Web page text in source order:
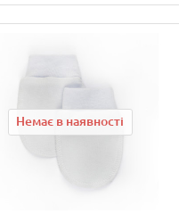
Немає в наявності